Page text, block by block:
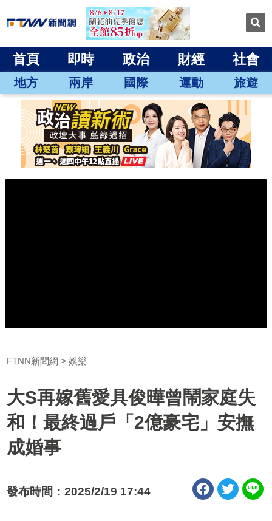
首頁 即時 政治 財經 社會
地方 兩岸 國際 運動 旅遊
FTNN新聞網 娛樂
大S再嫁舊愛具俊曄曾鬧家庭失
和！最終過戶「2億豪宅」安撫
成婚事
發布時間：2025/2/19 17:44